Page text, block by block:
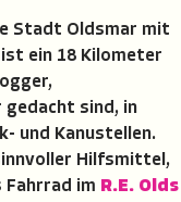
Stadt Oldsmar mit
ist ein 18 Kilometer
gedacht sind, in
und Kanustellen.
Hilfsmittel,
im R.E. Olds